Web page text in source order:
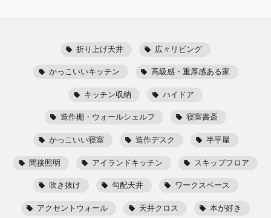
折り上げ天井 広々リビング
かっこいいキッチン 高級感・重厚感ある家
キッチン収納 ハイドア
造作棚・ウォールシェルフ 寝室書斎
かっこいい寝室 造作デスク 半平屋
間接照明 アイランドキッチン スキップフロア
吹き抜け 勾配天井 ワークスペース
アクセントウォール 天井クロス 本が好き